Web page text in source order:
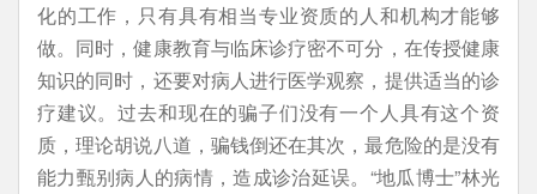
化的工作，只有具有相当专业资质的人和机构才能够
做。同时，健康教育与临床诊疗密不可分，在传授健康
知识的同时，还要对病人进行医学观察，提供适当的诊
疗建议。过去和现在的骗子们没有一个人具有这个资
质，理论胡说八道，骗钱倒还在其次，最危险的是没有
能力甄别病人的病情，造成诊治延误。“地瓜博士”林光